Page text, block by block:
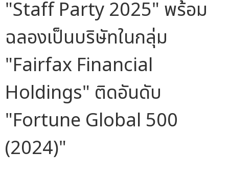
"Staff Party 2025" พร้อม
ฉลองเป็นบริษัทในกลุ่ม
"Fairfax Financial
Holdings" ติดอันดับ
"Fortune Global 500
(2024)"